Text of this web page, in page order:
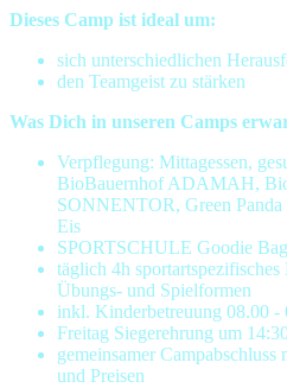
Dieses Camp ist ideal um:
sich unterschiedlichen
den Teamgeist zu stärken
Was Dich in unseren Camps
Verpflegung: Mittagessen,
BioBauernhof ADAMAH,
SONNENTOR, Green
Eis
SPORTSCHULE Goodie
täglich 4h
Übungs- und Spielformen
inkl. Kinderbetreuung 08.00
Freitag Siegerehrung um
gemeinsamer
und Preisen